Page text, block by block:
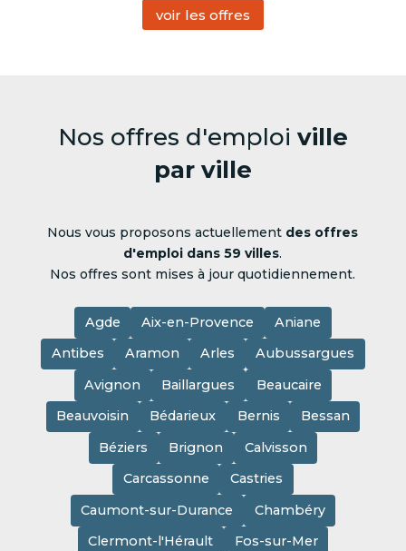
voir les offres
Nos offres d'emploi ville
par ville
Nous vous proposons actuellement des offres
d'emploi dans 59 villes.
Nos offres sont mises à jour quotidiennement.
Agde Aix-en-Provence
Aniane
Antibes
Aramon Arles
Aubussargues
Avignon
Baillargues
Beaucaire
Beauvoisin
Bédarieux Bernis
Bessan
Béziers
Brignon
Calvisson
Carcassonne
Castries
Caumont-sur-Durance
Chambéry
Clermont-l'Hérault
Fos-sur-Mer